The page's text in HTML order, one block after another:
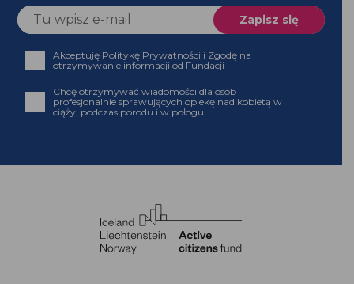
Akceptuję Politykę Prywatności i Zgodę na
otrzymywanie informacji od Fundacji
Chcę otrzymywać wiadomości dla osób
profesjonalnie sprawujących opiekę nad kobietą w
ciąży, podczas porodu i w połogu